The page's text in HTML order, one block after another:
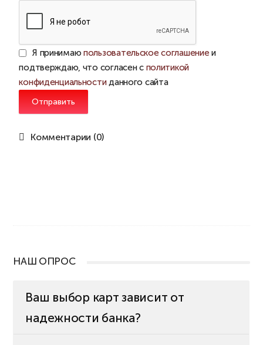
Я принимаюпользовательское соглашение и
подтверждаю, что согласен с политикой
конфиденциальностиданного сайта
Отправить
Комментарии (0)
НАШ ОПРОС
Ваш выбор карт зависит от
надежности банка?